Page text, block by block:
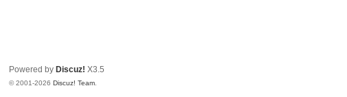
Powered by Discuz! X3.5
© 2001-2026Discuz! Team.